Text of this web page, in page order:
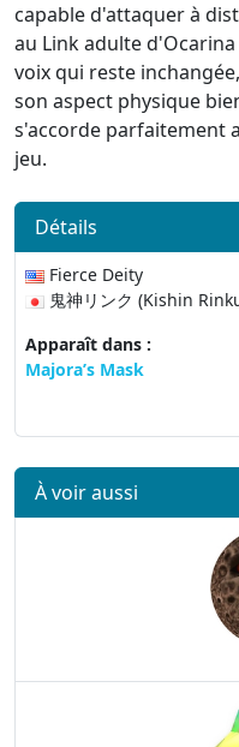
capable d'attaquer à
au Link adulte
voix qui reste
son aspect physique
s'accorde parfaitement
jeu.
Détails
Fierce Deity
鬼神リンク (Kishin
Apparaît dans :
Majora’s Mask
À voir aussi